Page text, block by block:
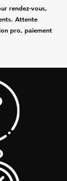
rendez‑vous,
Attente
pro, paiement